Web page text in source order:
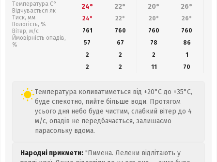
Температура С°
Відчувається як
Тиск, мм
Вологість, %
Вітер, м/с
Ймовірність опадів,
%
24° 22° 20° 26°
24° 22° 20° 26°
761
760 760 760
57
67 78 86
2
2 2
1
2
2 11 70
Температура коливатиметься від +20°C до +35°C,
буде спекотно, пийте більше води. Протягом
усього дня небо буде чистим, слабкий вітер до 4
м/с, опадів не передбачається, залишаємо
парасольку вдома.
Народні прикмети: "Пимена. Лелеки відлітають у